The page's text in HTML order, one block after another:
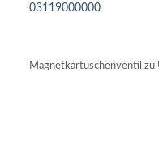
03119000000
Magnetkartuschenventil zu